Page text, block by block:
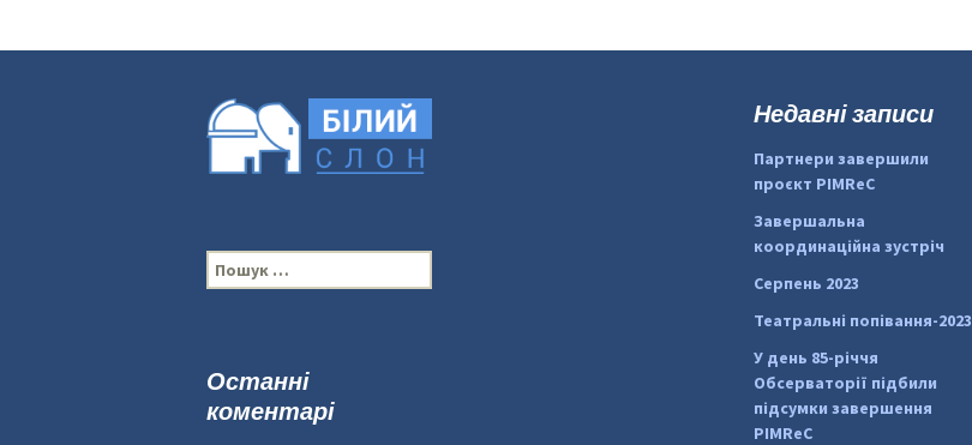
П
о
:
Недавні записи
Партнери завершили
проєкт PIMReC
Завершальна
координаційна зустріч
Серпень 2023
Театральні попівання-2023
У день 85-річчя
Обсерваторії підбили
підсумки завершення
PIMReC
Останні
коментарі